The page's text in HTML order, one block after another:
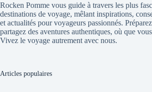
Rocken Pomme vous guide à travers les plus
destinations de voyage, mêlant inspirations,
et actualités pour voyageurs passionnés.
partagez des aventures authentiques, où que
Vivez le voyage autrement avec nous.
Articles populaires